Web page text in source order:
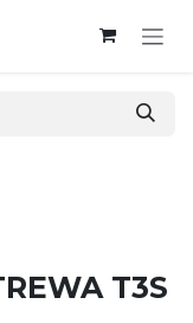
T3S